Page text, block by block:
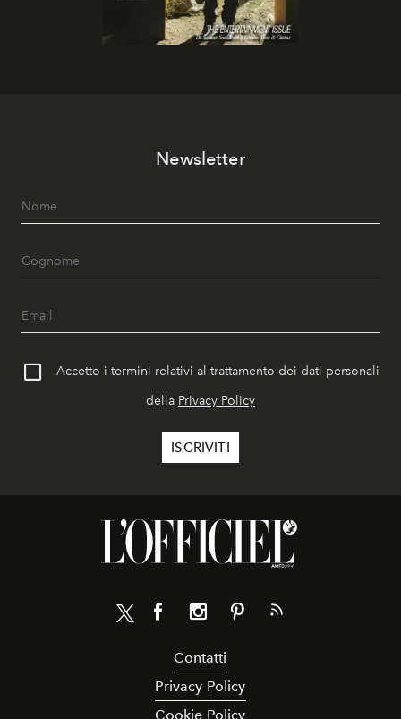
Newsletter
Accetto i termini relativi al trattamento dei dati personali
della Privacy Policy
Contatti
Privacy Policy
Cookie Policy